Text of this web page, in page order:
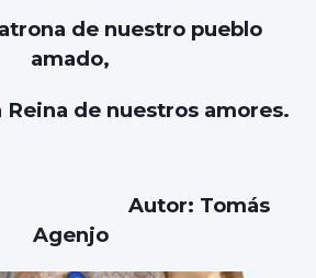
de nuestro pueblo
amado,
de nuestros amores.
Tomás
Agenjo